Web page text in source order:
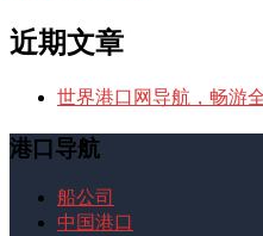
近期文章
世界港口网导航，畅游
港口导航
船公司
中国港口